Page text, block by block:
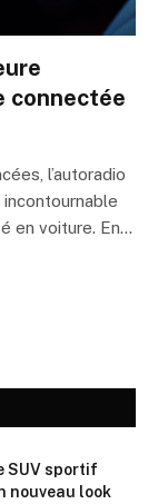
connectée
l’autoradio
en voiture. En…
SUV sportif
nouveau look